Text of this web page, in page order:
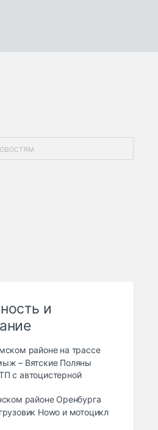
и
районе на трассе
– Вятские Поляны
с автоцистерной
районе Оренбурга
Howo и мотоцикл